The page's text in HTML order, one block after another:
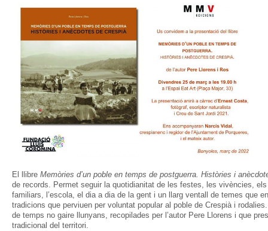
El llibre Memòries d’un poble en temps de postguerra. Històries i
de records. Permet seguir la quotidianitat de les festes, les vivències,
familiars, l’escola, el dia a dia de la gent i un llarg ventall de temes que
tradicions que perviuen per voluntat popular al poble de Crespià i
de temps no gaire llunyans, recopilades per l’autor Pere Llorens i que
tradicional del territori.